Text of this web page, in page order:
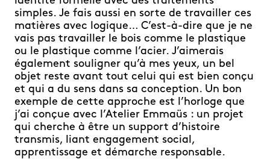
simples. Je fais aussi en sorte de travailler ces
matières avec logique… C’est-à-dire que je ne
vais pas travailler le bois comme le plastique
ou le plastique comme l’acier. J’aimerais
également souligner qu’à mes yeux, un bel
objet reste avant tout celui qui est bien conçu
et qui a du sens dans sa conception. Un bon
exemple de cette approche est l’horloge que
j’ai conçue avec l’Atelier Emmaüs : un projet
qui cherche à être un support d’histoire
transmis, liant engagement social,
apprentissage et démarche responsable.